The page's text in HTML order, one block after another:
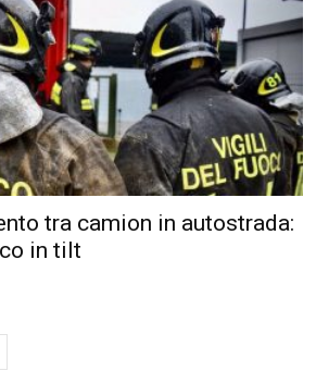
tra camion in autostrada:
in tilt